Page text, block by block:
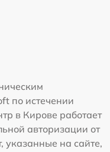
по истечении
в Кирове работает
авторизации от
указанные на сайте,